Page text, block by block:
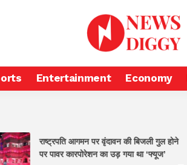
Entertainment Economy
राष्ट्रपति आगमन पर वृंदावन की बिजली गुल होने
पर पावर कारपोरेशन का उड़ गया था ‘फ्यूज’